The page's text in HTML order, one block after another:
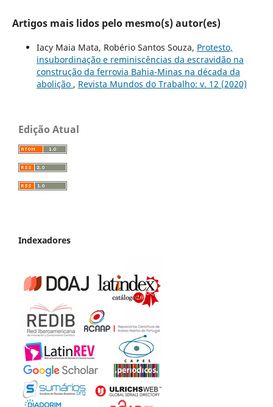
Artigos mais lidos pelo mesmo(s) autor(es)
Iacy Maia Mata, Robério Santos Souza, Protesto,
insubordinação e reminiscências da escravidão na
construção da ferrovia Bahia-Minas na década da
abolição , Revista Mundos do Trabalho: v. 12 (2020)
Edição Atual
Indexadores